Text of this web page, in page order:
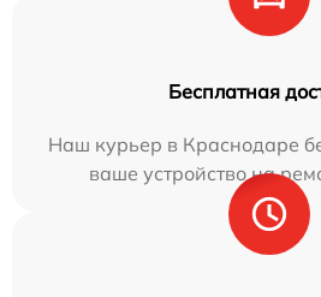
Бесплатная
Наш курьер в Краснодаре
ваше устройство на